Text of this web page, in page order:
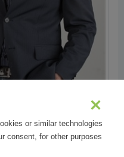
or similar technologies
consent, for other purposes